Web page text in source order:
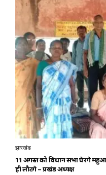
झारखंड
11 अगस्त को विधान सभा घेरेंगे
ही लौटेंगे – प्रखंड अध्यक्ष